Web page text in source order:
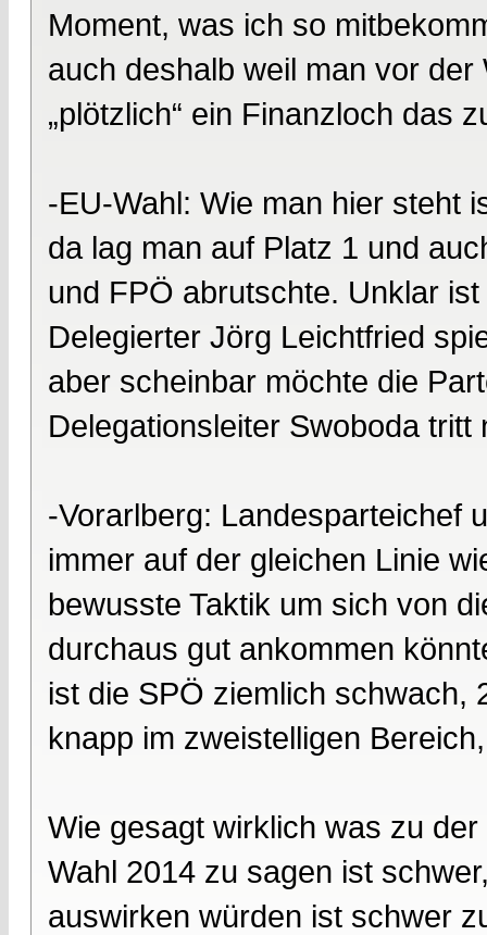
Moment, was ich so
auch deshalb weil man vor
„plötzlich“ ein Finanzloch das
-EU-Wahl: Wie man hier steht
da lag man auf Platz 1 und
und FPÖ abrutschte. Unklar
Delegierter Jörg Leichtfried
aber scheinbar möchte die
Delegationsleiter Swoboda tritt
-Vorarlberg: Landesparteichef
immer auf der gleichen Linie
bewusste Taktik um sich von
durchaus gut ankommen
ist die SPÖ ziemlich schwach,
knapp im zweistelligen
Wie gesagt wirklich was zu
Wahl 2014 zu sagen ist
auswirken würden ist schwer